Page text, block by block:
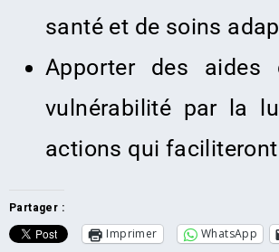
santé et de soins
Apporter des aides
vulnérabilité par la
actions qui
Partager :
Imprimer WhatsApp